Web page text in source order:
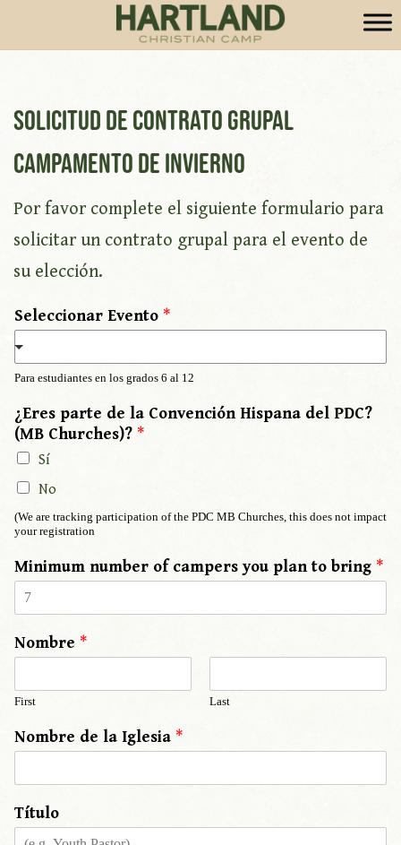
Solicitud de contrato grupal
Campamento de invierno
Por favor complete el siguiente formulario para
solicitar un contrato grupal para el evento de
su elección.
Seleccionar Evento *
Para estudiantes en los grados 6 al 12
¿Eres parte de la Convención Hispana del PDC?
(MB Churches)? *
Sí
No
(We are tracking participation of the PDC MB Churches, this does not impact
your registration
Minimum number of campers you plan to bring *
Nombre *
First Last
Nombre de la Iglesia *
Título